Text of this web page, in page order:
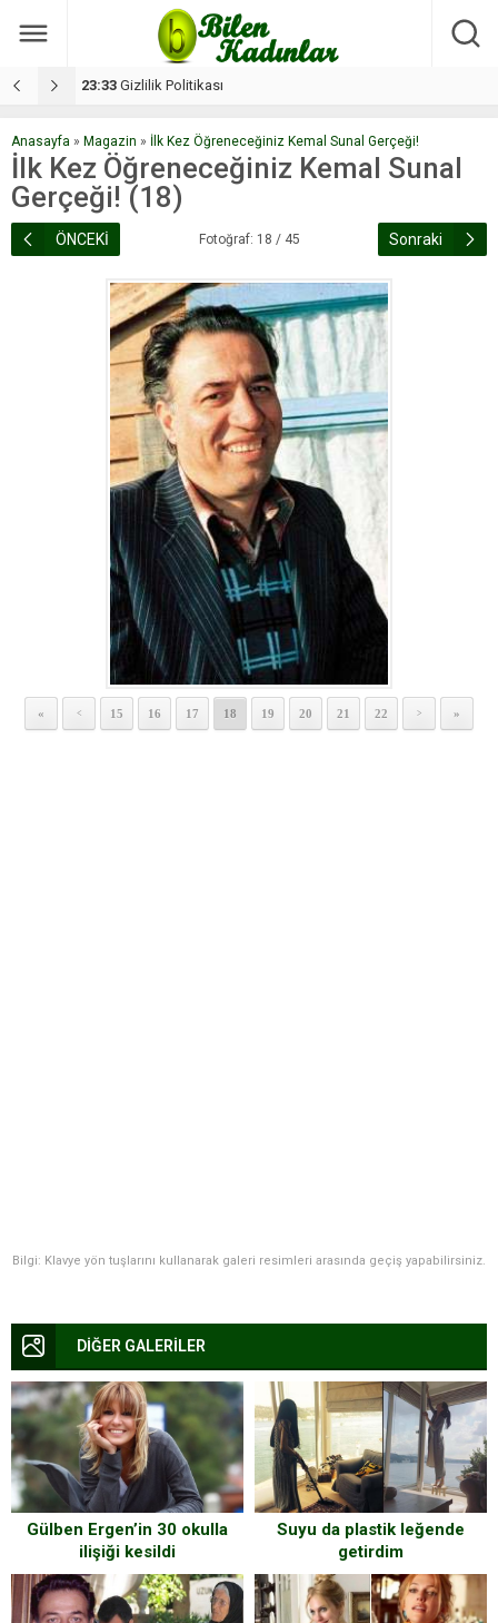
17:08 Dilan, düğününe 5 gün kala hayatını kaybetti
Anasayfa » Magazin » İlk Kez Öğreneceğiniz Kemal Sunal Gerçeği!
İlk Kez Öğreneceğiniz Kemal Sunal
Gerçeği! (18)
ÖNCEKİ Fotoğraf: 18 / 45 Sonraki
« < 15 16 17 18 19 20 21 22 > »
Bilgi: Klavye yön tuşlarını kullanarak galeri resimleri arasında geçiş yapabilirsiniz.
DİĞER GALERİLER
Gülben Ergen’in 30 okulla
ilişiği kesildi
Suyu da plastik leğende
getirdim